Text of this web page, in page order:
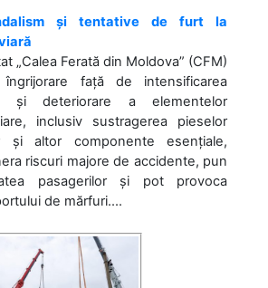
și tentative de furt la
„Calea Ferată din Moldova” (CFM)
față de intensificarea
și deteriorare a elementelor
inclusiv sustragerea pieselor
și altor componente esențiale,
riscuri majore de accidente, pun
pasagerilor și pot provoca
de mărfuri....